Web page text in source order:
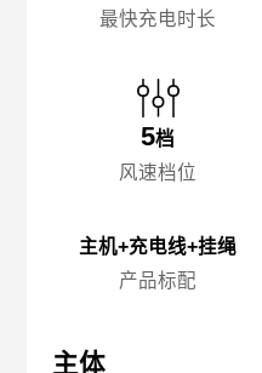
最快充电时长
5档
风速档位
主机+充电线+挂绳
产品标配
主体